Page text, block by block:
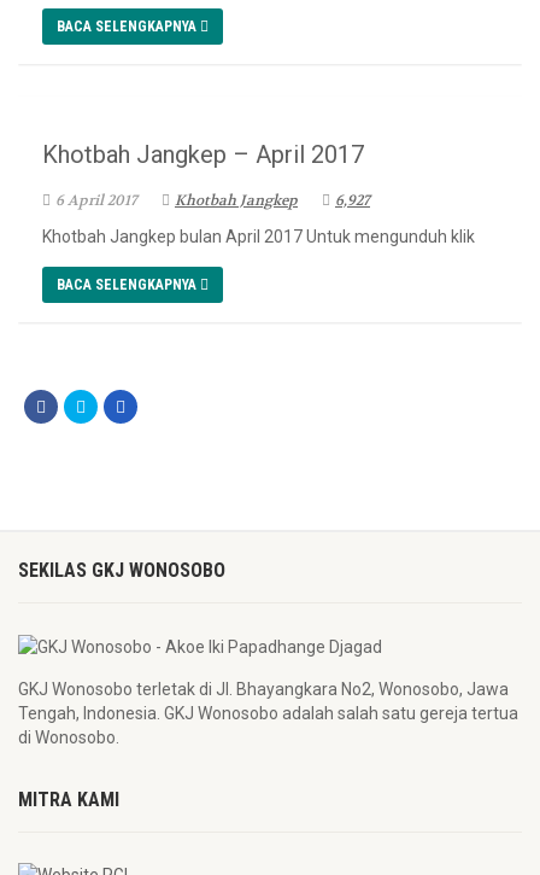
BACA SELENGKAPNYA
Khotbah Jangkep – April 2017
6 April 2017 Khotbah Jangkep
6,927
Khotbah Jangkep bulan April 2017 Untuk mengunduh klik
BACA SELENGKAPNYA
SEKILAS GKJ WONOSOBO
GKJ Wonosobo terletak di Jl. Bhayangkara No2, Wonosobo, Jawa
Tengah, Indonesia. GKJ Wonosobo adalah salah satu gereja tertua
di Wonosobo.
MITRA KAMI